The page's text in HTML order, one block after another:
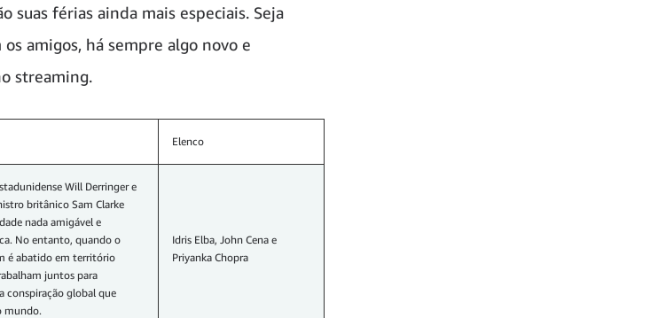
suas férias ainda mais especiais. Seja
amigos, há sempre algo novo e
streaming.
Elenco
Will Derringer e
britânico Sam Clarke
nada amigável e
No entanto, quando o
é abatido em território
juntos para
conspiração global que
mundo.
Idris Elba, John Cena e
Priyanka Chopra